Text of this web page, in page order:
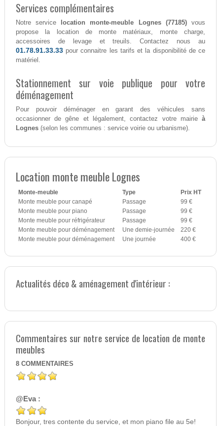
Services complémentaires
Notre service location monte-meuble Lognes (77185)vous
propose la location de monte matériaux, monte charge,
accessoires de levage et treuils. Contactez nous au
01.78.91.33.33 pour connaitre les tarifs et la disponibilité de ce
matériel.
Stationnement sur voie publique pour votre
déménagement
Pour pouvoir déménager en garant des véhicules sans
occasionner de gêne et légalement, contactez votre mairieà
Lognes(selon les communes : service voirie ou urbanisme).
Location monte meuble Lognes
Monte-meuble Type
Prix HT
Monte meuble pour canapé
Passage
99 €
Monte meuble pour piano
Passage
99 €
Monte meuble pour réfrigérateur
Passage
99 €
Monte meuble pour déménagement
Une demie-journée
220 €
Monte meuble pour déménagement
Une journée 400 €
Actualités déco & aménagement d'intérieur :
Commentaires sur notre service de location de monte
meubles
8 COMMENTAIRES
@Eva :
Bonjour, tres contente du service, et mon piano file au 5e!